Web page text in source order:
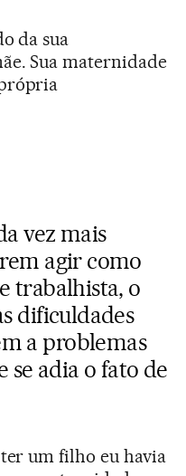
da sua
Sua maternidade
vez mais
agir como
trabalhista, o
dificuldades
a problemas
adia o fato de
um filho eu havia